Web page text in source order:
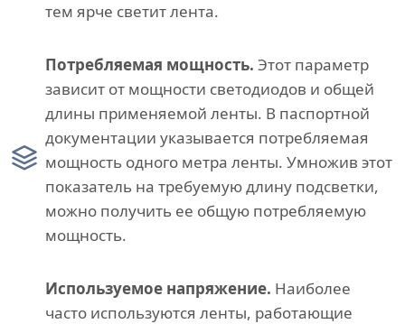
тем ярче светит лента.
Потребляемая мощность. Этот параметр
зависит от мощности светодиодов и общей
длины применяемой ленты. В паспортной
документации указывается потребляемая
мощность одного метра ленты. Умножив этот
показатель на требуемую длину подсветки,
можно получить ее общую потребляемую
мощность.
Используемое напряжение. Наиболее
часто используются ленты, работающие